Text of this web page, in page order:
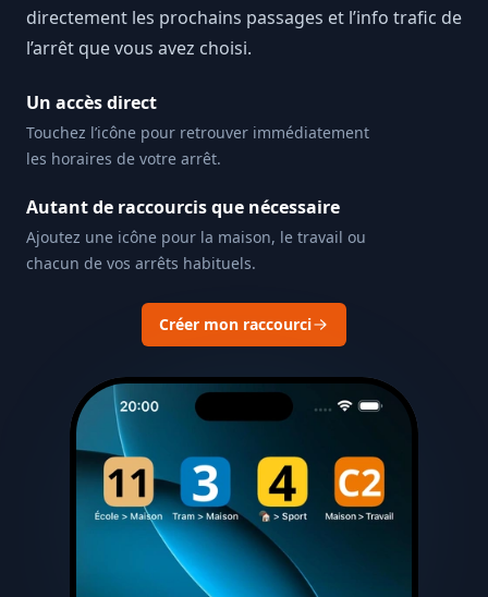
directement les prochains passages et l’info trafic de
l’arrêt que vous avez choisi.
Un accès direct
Touchez l’icône pour retrouver immédiatement
les horaires de votre arrêt.
Autant de raccourcis que nécessaire
Ajoutez une icône pour la maison, le travail ou
chacun de vos arrêts habituels.
Créer mon raccourci